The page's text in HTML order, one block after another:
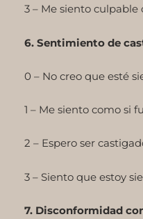
3 – Me siento
6. Sentimiento de
0 – No creo que esté
1 – Me siento como si
2 – Espero ser
3 – Siento que estoy
7. Disconformidad